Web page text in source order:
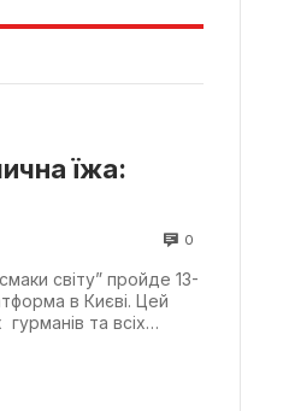
їжа:
0
світу” пройде 13-
в Києві. Цей
та всіх